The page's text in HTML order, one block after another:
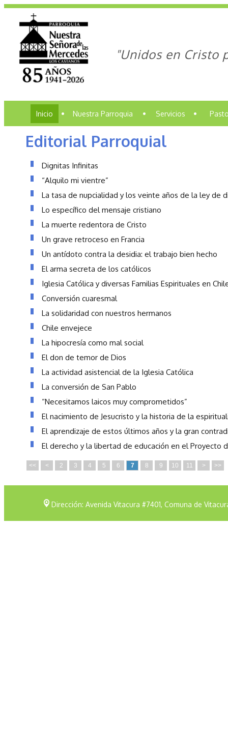
"Unidos en Cristo
Inicio • Nuestra Parroquia • Servicios •
Editorial Parroquial
Dignitas Infinitas
“Alquilo mi vientre”
La tasa de nupcialidad y los veinte años de la ley de
Lo específico del mensaje cristiano
La muerte redentora de Cristo
Un grave retroceso en Francia
Un antídoto contra la desidia: el trabajo bien hecho
El arma secreta de los católicos
Iglesia Católica y diversas Familias Espirituales en
Conversión cuaresmal
La solidaridad con nuestros hermanos
Chile envejece
La hipocresía como mal social
El don de temor de Dios
La actividad asistencial de la Iglesia Católica
La conversión de San Pablo
“Necesitamos laicos muy comprometidos”
El nacimiento de Jesucristo y la historia de la
El aprendizaje de estos últimos años y la gran
El derecho y la libertad de educación en el Proyecto
<< < 2 3 4 5 6 7 8 9 10 11 > >>
Dirección: Avenida Vitacura #7401, Comuna de